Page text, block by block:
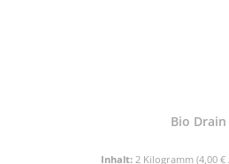
Bio Drain
Inhalt: 2 Kilogramm (4,00